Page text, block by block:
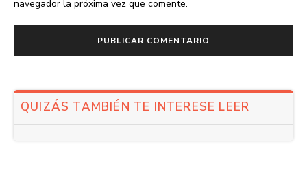
navegador la próxima vez que comente.
QUIZÁS TAMBIÉN TE INTERESE LEER